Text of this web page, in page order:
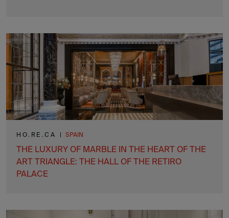
HO.RE.CA | SPAIN
THE LUXURY OF MARBLE IN THE HEART OF THE
ART TRIANGLE: THE HALL OF THE RETIRO
PALACE